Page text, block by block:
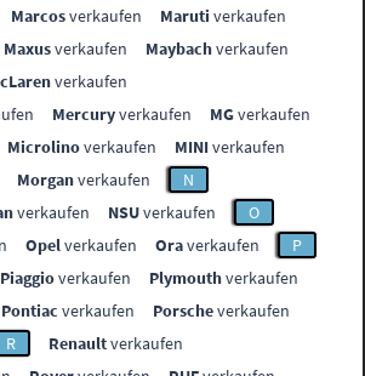
Marcosverkaufen Maruti verkaufen
Maxusverkaufen Maybachverkaufen
verkaufen
Mercuryverkaufen MGverkaufen
Microlinoverkaufen MINIverkaufen
Morganverkaufen
N
verkaufen NSUverkaufen
O
Opelverkaufen Oraverkaufen
P
Piaggioverkaufen Plymouthverkaufen
Pontiac verkaufen Porscheverkaufen
R Renaultverkaufen